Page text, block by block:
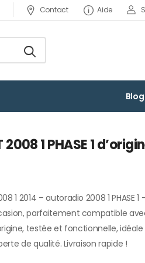
Contact Aide
Blog
1 PHASE 1
1 2014 – autoradio 2008 1 PHASE 1
parfaitement compatible
testée et fonctionnelle,
de qualité. Livraison rapide !